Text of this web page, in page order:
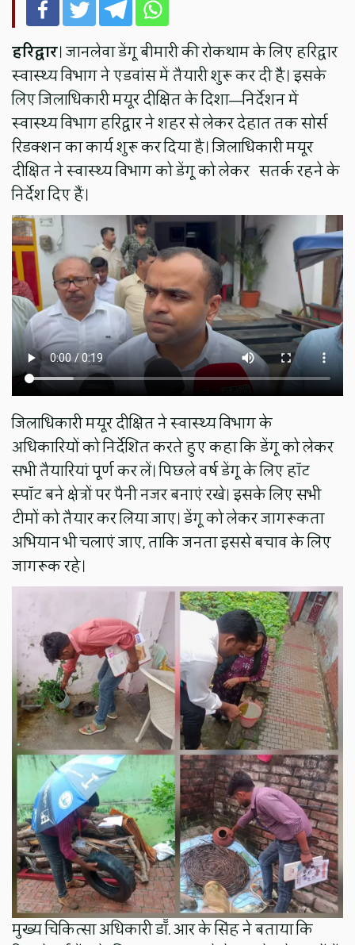
हरिद्वार। जानलेवा डेंगू बीमारी की रोकथाम के लिए हरिद्वार
स्वास्थ्य विभाग ने एडवांस में तैयारी शुरू कर दी हैै। इसके
लिए जिलाधिकारी मयूर दीक्षित के दिशा—निर्देशन में
स्वास्थ्य विभाग हरिद्वार ने शहर से लेकर देहात तक सोर्स
रिडक्शन का कार्य शुरू कर दिया है। जिलाधिकारी मयूर
दीक्षित ने स्वास्थ्य विभाग को डेंगू को लेकर सतर्क रहने के
निर्देश दिए हैं।
जिलाधिकारी मयूर दीक्षित ने स्वास्थ्य विभाग के
अधिकारियों को निर्देशित करते हुए कहा कि डेंगू को लेकर
सभी तैयारियां पूर्ण कर लें। पिछले वर्ष डेंगू के लिए हॉट
स्पॉट बने क्षेत्रों पर पैनी नजर बनाएं रखे। इसके लिए सभी
टीमों को तैयार कर लिया जाए। डेंगू को लेकर जागरूकता
अभियान भी चलाएं जाए, ताकि जनता इससे बचाव के लिए
जागरूक रहे।
मुख्य चिकित्सा अधिकारी डॉॅ. आर के सिंह ने बताया कि